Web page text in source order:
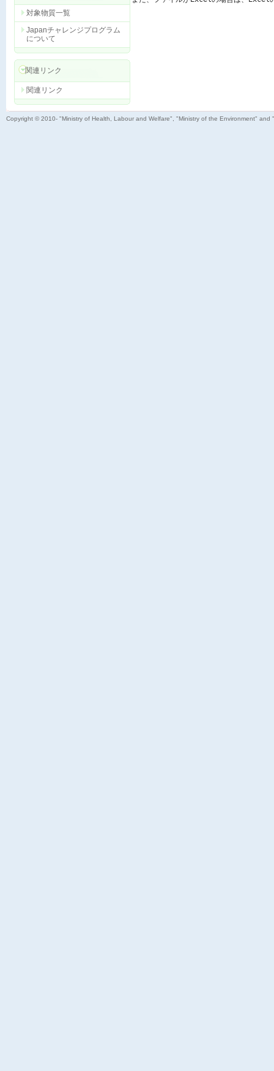
対象物質一覧
Japanチャレンジプログラム
について
関連リンク
関連リンク
Copyright © 2010- "Ministry of Health, Labour and Welfare", "Ministry of the Environment"